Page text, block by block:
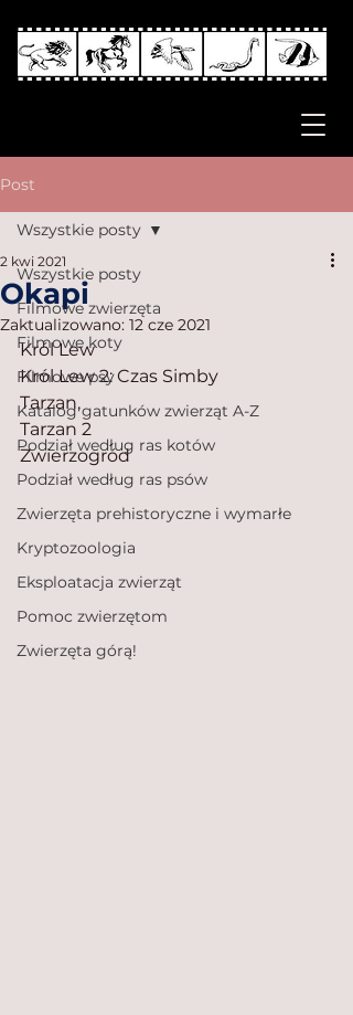
Post
Wszystkie posty
Filmowe zwierzęta
Filmowe koty
Filmowe psy
Katalog gatunków zwierząt A-Z
Podział według ras kotów
Podział według ras psów
Zwierzęta prehistoryczne i wymarłe
Kryptozoologia
Eksploatacja zwierząt
Pomoc zwierzętom
Zwierzęta górą!
Wszystkie posty
Okapi
2 kwi 2021
Zaktualizowano: 12 cze 2021
Król Lew
Król Lew 2: Czas Simby
Tarzan,
Tarzan 2
Zwierzogród